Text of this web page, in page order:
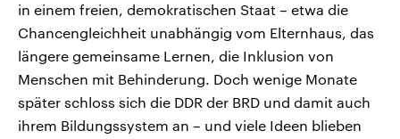
in einem freien, demokratischen Staat – etwa die
Chancengleichheit unabhängig vom Elternhaus, das
längere gemeinsame Lernen, die Inklusion von
Menschen mit Behinderung. Doch wenige Monate
später schloss sich die DDR der BRD und damit auch
ihrem Bildungssystem an – und viele Ideen blieben